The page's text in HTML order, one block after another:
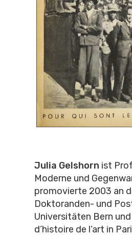
Julia Gelshorn ist
Moderne und
promovierte 2003 an
Doktoranden- und
Universitäten Bern
d’histoire de l’art in